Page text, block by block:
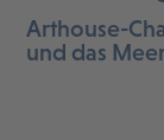
Arthouse-
und das